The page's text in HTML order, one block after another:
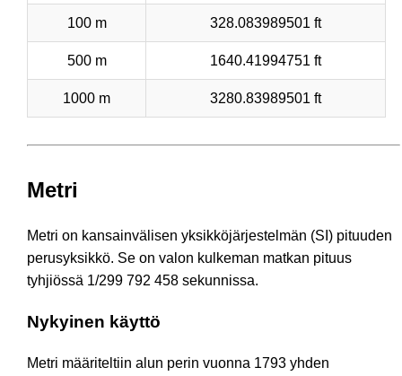
100 m 328.083989501 ft
500 m 1640.41994751 ft
1000 m 3280.83989501 ft
Metri
Metri on kansainvälisen yksikköjärjestelmän (SI) pituuden
perusyksikkö. Se on valon kulkeman matkan pituus
tyhjiössä 1/299 792 458 sekunnissa.
Nykyinen käyttö
Metri määriteltiin alun perin vuonna 1793 yhden